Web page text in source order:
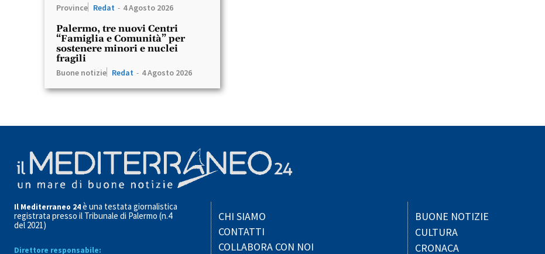
Province Redat - 4 Agosto 2026
Palermo, tre nuovi Centri
“Famiglia e Comunità” per
sostenere minori e nuclei
fragili
Buone notizie Redat - 4 Agosto 2026
Il Mediterraneo 24è una testata giornalistica
registrata presso il Tribunale di Palermo (n.4
del 2021)
Direttore responsabile:
CHI SIAMO
CONTATTI
COLLABORA CON NOI
BUONE NOTIZIE
CULTURA
CRONACA